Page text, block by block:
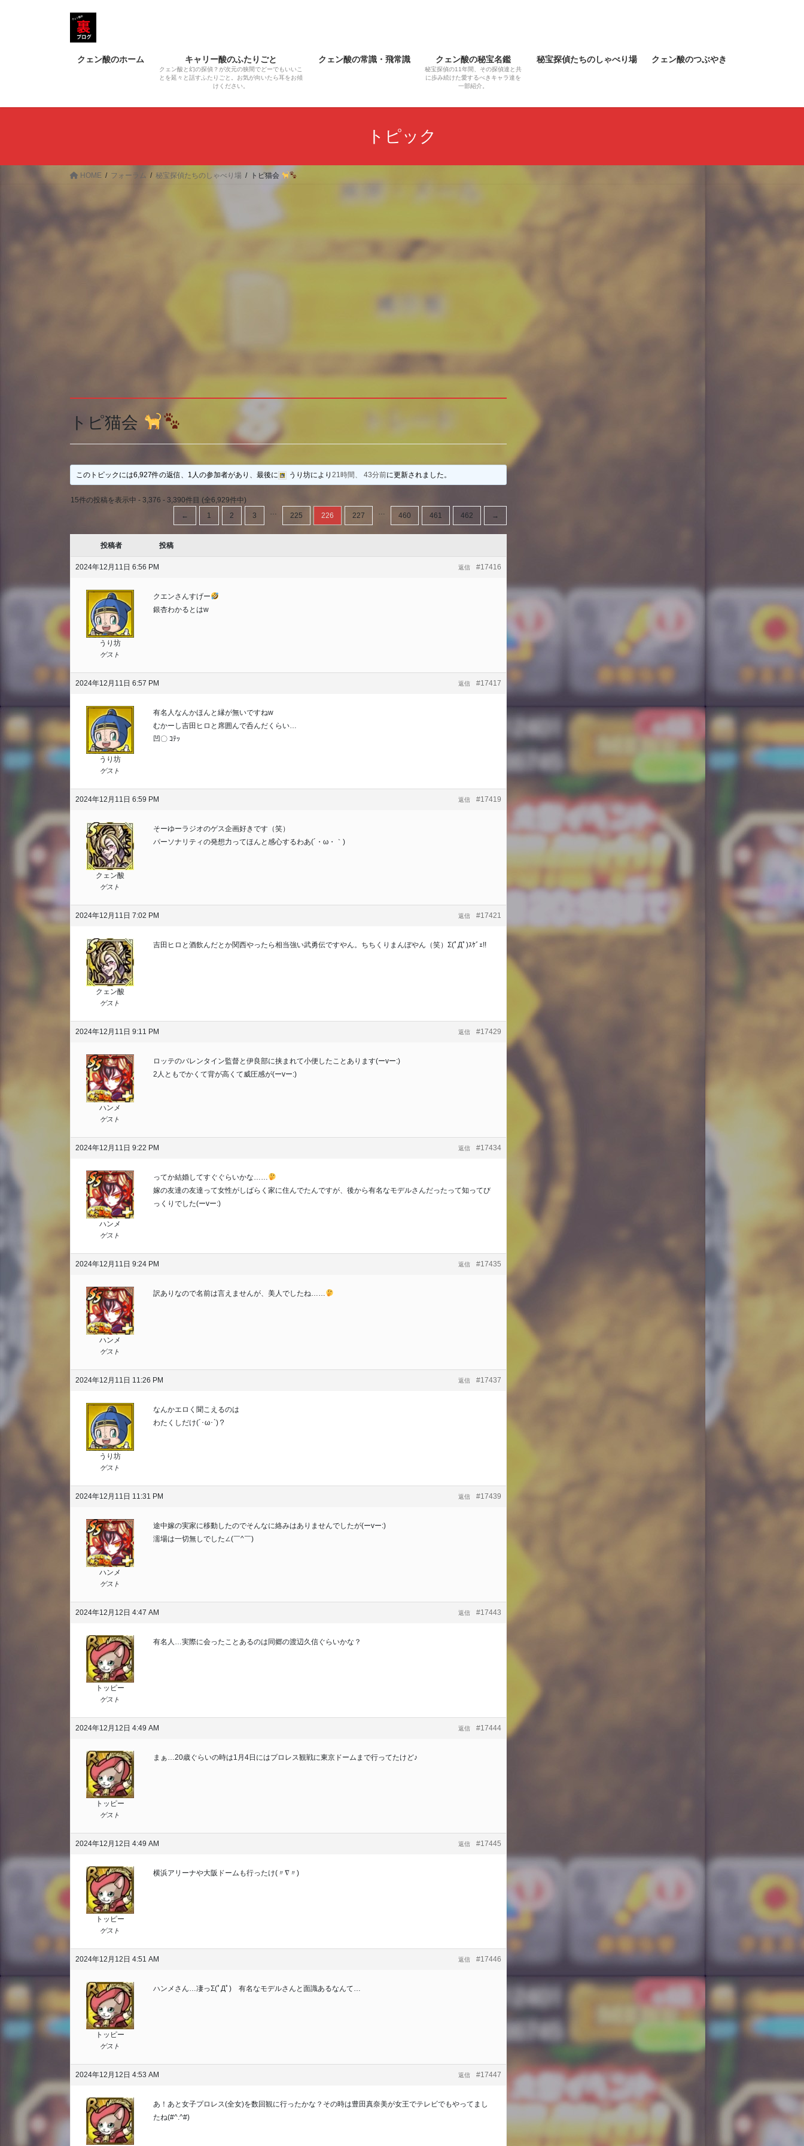
キ
に
クェン酸のホーム キャリー酸のふたりごと
クェン酸と幻の探偵？が次元の狭間でどーでもいいこ
とを延々と話すふたりごと。お気が向いたら耳をお傾
けください。
クェン酸の常識・飛常識 クェン酸の秘宝名鑑
秘宝探偵の11年間、その探偵達と共
に歩み続けた愛するべきキャラ達を
一部紹介。
秘宝探偵たちのしゃべり場 クェン酸のつぶやき
トピック
HOME フォーラム 秘宝探偵たちのしゃべり場 トピ猫会
トピ猫会
このトピックには6,927件の返信、1人の参加者があり、最後に うり坊により21時間、 43分前に更新されました。
15件の投稿を表示中 - 3,376 - 3,390件目 (全6,929件中)
←
1 2 3 225 226 227 460 461 462 →
投稿者 投稿
2024年12月11日 6:56 PM #17416
返信
うり坊
ゲスト
クエンさんすげー
銀杏わかるとはw
2024年12月11日 6:57 PM #17417
返信
うり坊
ゲスト
有名人なんかほんと縁が無いですねw
むかーし吉田ヒロと席囲んで呑んだくらい…
凹〇 ｺﾃｯ
2024年12月11日 6:59 PM #17419
返信
クェン酸
ゲスト
そーゆーラジオのゲス企画好きです（笑）
パーソナリティの発想力ってほんと感心するわあ(´・ω・｀)
2024年12月11日 7:02 PM #17421
返信
クェン酸
ゲスト
吉田ヒロと酒飲んだとか関西やったら相当強い武勇伝ですやん。ちちくりまんぼやん（笑）Σ(ﾟДﾟ)ｽｹﾞｪ!!
2024年12月11日 9:11 PM #17429
返信
ハンメ
ゲスト
ロッテのバレンタイン監督と伊良部に挟まれて小便したことあります(ーvー:)
2人ともでかくて背が高くて威圧感が(ーvー:)
2024年12月11日 9:22 PM #17434
返信
ハンメ
ゲスト
ってか結婚してすぐぐらいかな……
嫁の友達の友達って女性がしばらく家に住んでたんですが、後から有名なモデルさんだったって知ってび
っくりでした(ーvー:)
2024年12月11日 9:24 PM #17435
返信
ハンメ
ゲスト
訳ありなので名前は言えませんが、美人でしたね……
2024年12月11日 11:26 PM #17437
返信
うり坊
ゲスト
なんかエロく聞こえるのは
わたくしだけ(´･ω･`)？
2024年12月11日 11:31 PM #17439
返信
ハンメ
ゲスト
途中嫁の実家に移動したのでそんなに絡みはありませんでしたが(ーvー:)
濡場は一切無しでした∠(￣^￣)
2024年12月12日 4:47 AM #17443
返信
トッピー
ゲスト
有名人…実際に会ったことあるのは同郷の渡辺久信ぐらいかな？
2024年12月12日 4:49 AM #17444
返信
トッピー
ゲスト
まぁ…20歳ぐらいの時は1月4日にはプロレス観戦に東京ドームまで行ってたけど♪
2024年12月12日 4:49 AM #17445
返信
トッピー
ゲスト
横浜アリーナや大阪ドームも行ったけ(〃∇〃)
2024年12月12日 4:51 AM #17446
返信
トッピー
ゲスト
ハンメさん…凄っΣ(ﾟДﾟ) 有名なモデルさんと面識あるなんて…
2024年12月12日 4:53 AM #17447
返信
あ！あと女子プロレス(全女)を数回観に行ったかな？その時は豊田真奈美が女王でテレビでもやってまし
たね(#^.^#)